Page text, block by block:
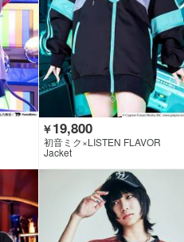
￥19,800
初音ミク×LISTEN FLAVOR
Jacket